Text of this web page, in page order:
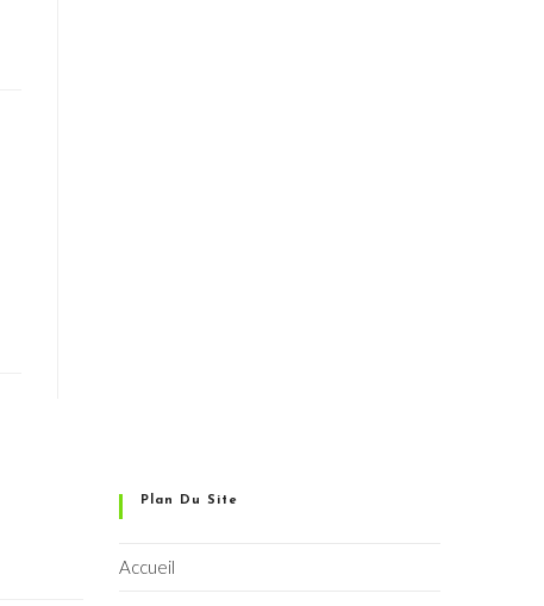
Plan Du Site
Accueil